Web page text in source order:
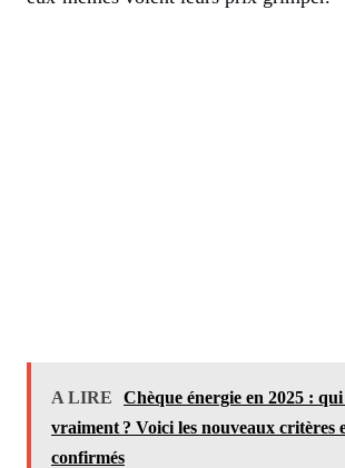
A LIRE
Chèque énergie en 2025 :
vraiment ? Voici les nouveaux critères
confirmés